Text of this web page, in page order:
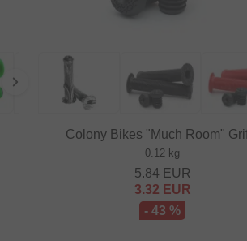
Colony Bikes "Much Room"
0.12 kg
5.84EUR
3.32 EUR
- 43 %